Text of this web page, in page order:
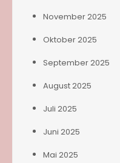
November 2025
Oktober 2025
September 2025
August 2025
Juli 2025
Juni 2025
Mai 2025